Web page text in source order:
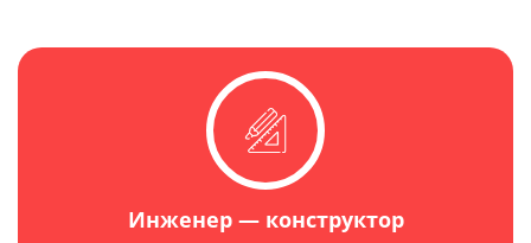
Инженер — конструктор